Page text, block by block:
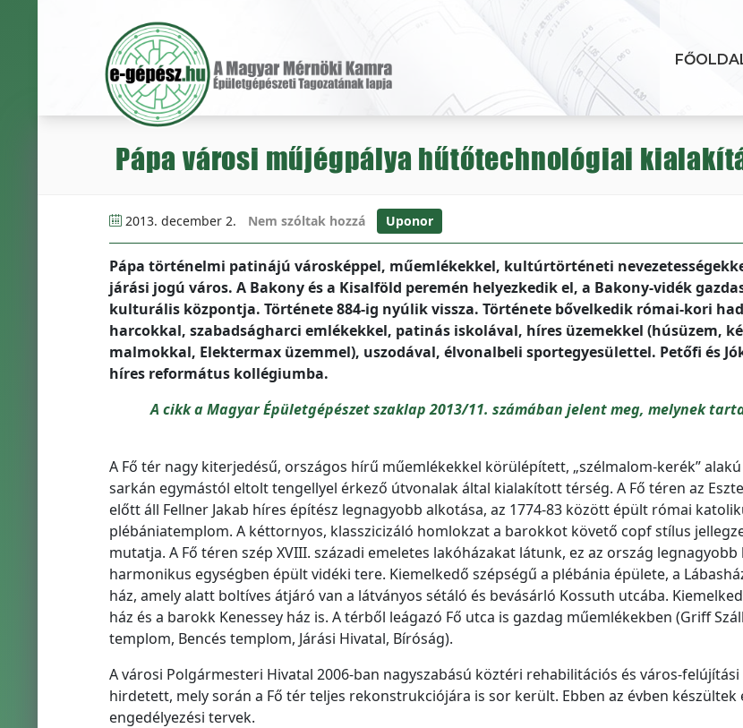
Pápa városi műjégpálya hűtőtechnológiai
2013. december 2. Nem szóltak hozzá Uponor
Pápa történelmi patinájú városképpel, műemlékekkel, kultúrtörténeti
járási jogú város. A Bakony és a Kisalföld peremén helyezkedik el, a Bakony-vidék
kulturális központja. Története 884-ig nyúlik vissza. Története bővelkedik római-kori
harcokkal, szabadságharci emlékekkel, patinás iskolával, híres üzemekkel (húsüzem,
malmokkal, Elektermax üzemmel), uszodával, élvonalbeli sportegyesülettel. Petőfi és
híres református kollégiumba.
A cikk a Magyar Épületgépészet szaklap 2013/11. számában jelent meg, melynek
A Fő tér nagy kiterjedésű, országos hírű műemlékekkel körülépített, „szélmalom-kerék” alakú
sarkán egymástól eltolt tengellyel érkező útvonalak által kialakított térség. A Fő téren az
előtt áll Fellner Jakab híres építész legnagyobb alkotása, az 1774-83 között épült római
plébániatemplom. A kéttornyos, klasszicizáló homlokzat a barokkot követő copf stílus
mutatja. A Fő téren szép XVIII. századi emeletes lakóházakat látunk, ez az ország
harmonikus egységben épült vidéki tere. Kiemelkedő szépségű a plébánia épülete, a
ház, amely alatt boltíves átjáró van a látványos sétáló és bevásárló Kossuth utcába.
ház és a barokk Kenessey ház is. A térből leágazó Fő utca is gazdag műemlékekben (Griff
templom, Bencés templom, Járási Hivatal, Bíróság).
A városi Polgármesteri Hivatal 2006-ban nagyszabású köztéri rehabilitációs és város-
hirdetett, mely során a Fő tér teljes rekonstrukciójára is sor került. Ebben az évben készültek
engedélyezési tervek.